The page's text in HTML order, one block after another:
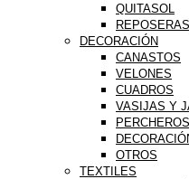
QUITASOL
REPOSERAS
DECORACIÓN
CANASTOS
VELONES
CUADROS
VASIJAS Y
PERCHEROS
OTROS
TEXTILES